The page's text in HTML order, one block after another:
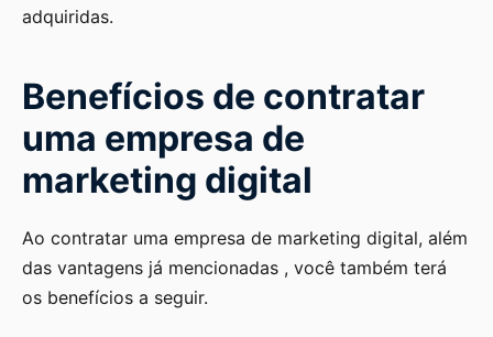
adquiridas.
Benefícios de contratar
uma empresa de
marketing digital
Ao contratar uma empresa de marketing digital, além
das vantagens já mencionadas , você também terá
os benefícios a seguir.